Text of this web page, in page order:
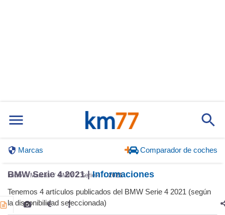
Marcas Comparador de coches
Inicio Marcas BMW Serie 4 2021
BMW Serie 4 2021 |Informaciones
Tenemos 4 artículos publicados del BMW Serie 4 2021 (según
la disponibilidad seleccionada)